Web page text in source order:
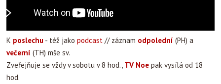
K poslechu - též jako podcast // záznam odpolední (PH) a
večerní (TH) mše sv.
Zveřejňuje se vždy v sobotu v 8 hod., TV Noe pak vysílá od 18
hod.